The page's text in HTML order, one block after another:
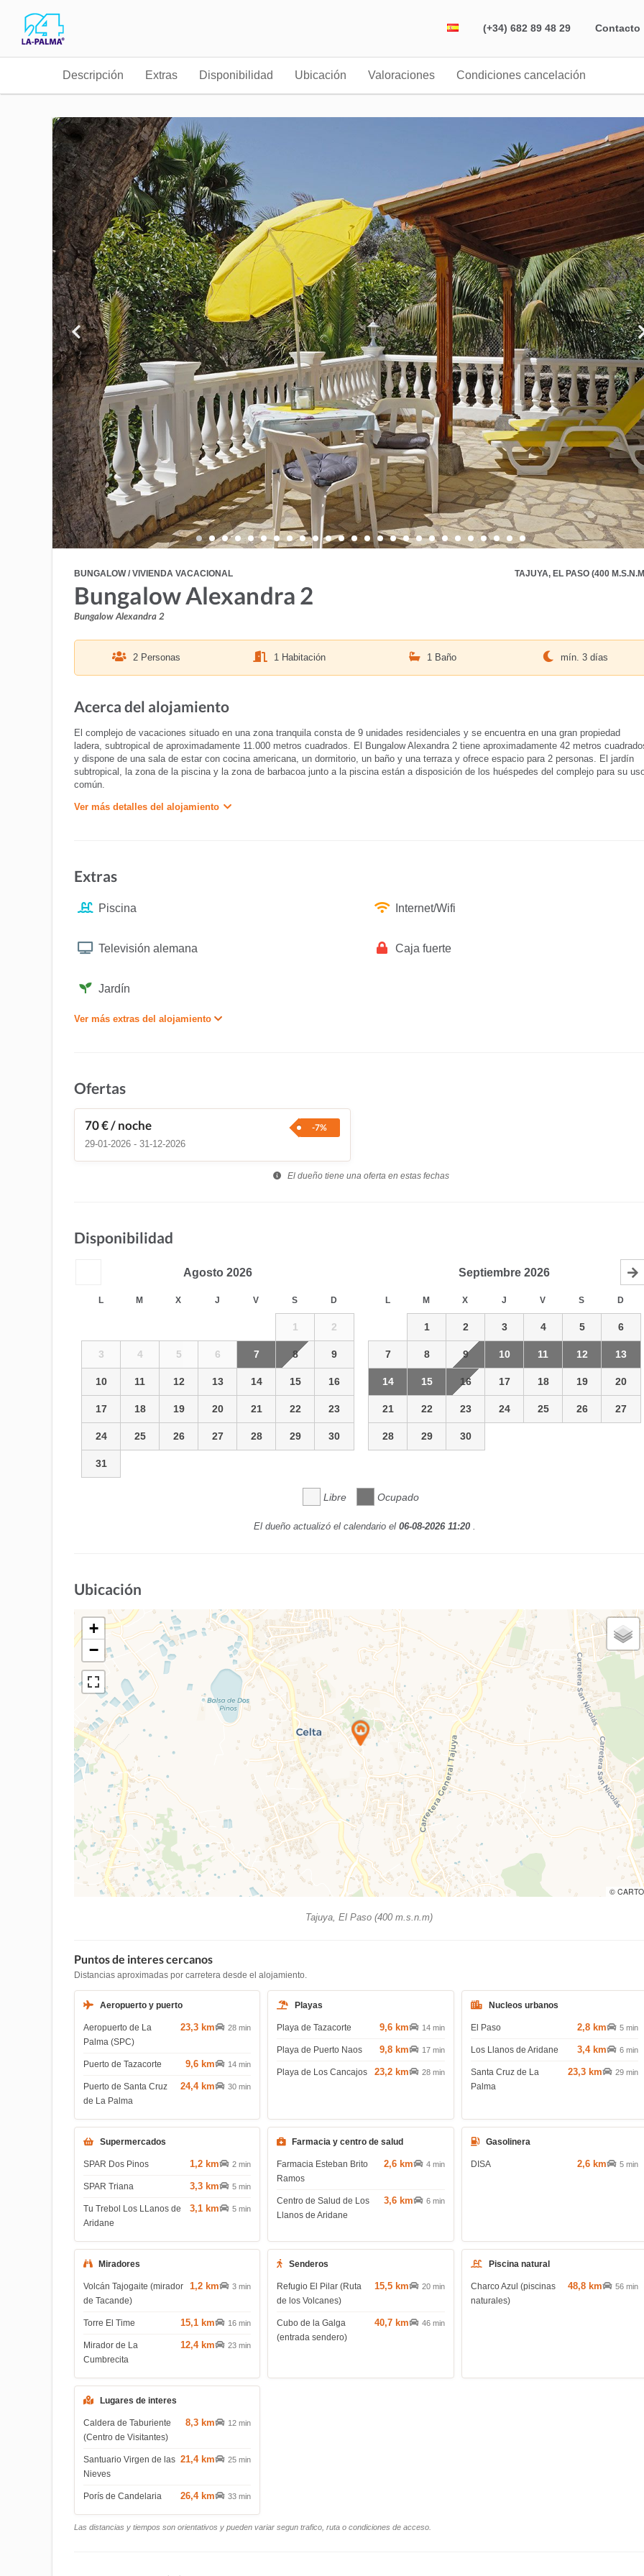
(+34) 682 89 48 29 Contacto
Descripción Extras Disponibilidad Ubicación Valoraciones Condiciones cancelación
BUNGALOW / VIVIENDA VACACIONAL TAJUYA, EL PASO (400
Bungalow Alexandra 2
Bungalow Alexandra 2
2 Personas 1 Habitación 1 Baño mín. 3 días
Acerca del alojamiento
El complejo de vacaciones situado en una zona tranquila consta de 9 unidades residenciales y se encuentra en una gran propiedad
ladera, subtropical de aproximadamente 11.000 metros cuadrados. El Bungalow Alexandra 2 tiene aproximadamente 42 metros
y dispone de una sala de estar con cocina americana, un dormitorio, un baño y una terraza y ofrece espacio para 2 personas. El jardín
subtropical, la zona de la piscina y la zona de barbacoa junto a la piscina están a disposición de los huéspedes del complejo para su
común.
Ver más detalles del alojamiento
Extras
Piscina Internet/Wifi
Televisión alemana Caja fuerte
Jardín
Ver más extras del alojamiento
Ofertas
70 €/ noche
-7%
29-01-2026 - 31-12-2026
El dueño tiene una oferta en estas fechas
Disponibilidad
Agosto 2026
L M X J V S D
1 2
3 4 5 6 7 8 9
10 11 12 13 14 15 16
17 18 19 20 21 22 23
24 25 26 27 28 29 30
31
Septiembre 2026
L M X J V S D
1 2 3 4 5 6
7 8 9 10 11 12 13
14 15 16 17 18 19 20
21 22 23 24 25 26 27
28 29 30
Libre Ocupado
El dueño actualizó el calendario el 06-08-2026 11:20 .
Ubicación
+
−
© CARTO
Tajuya, El Paso (400 m.s.n.m)
Puntos de interes cercanos
Distancias aproximadas por carretera desde el alojamiento.
Aeropuerto y puerto
Aeropuerto de La
Palma (SPC)
23,3 km 28 min
Puerto de Tazacorte 9,6 km 14 min
Puerto de Santa Cruz
de La Palma
24,4 km 30 min
Playas
Playa de Tazacorte 9,6 km 14 min
Playa de Puerto Naos 9,8 km 17 min
Playa de Los Cancajos 23,2 km 28 min
Nucleos urbanos
El Paso 2,8 km 5 min
Los Llanos de Aridane 3,4 km 6 min
Santa Cruz de La
Palma
23,3 km 29 min
Supermercados
SPAR Dos Pinos 1,2 km 2 min
SPAR Triana 3,3 km 5 min
Tu Trebol Los LLanos de
Aridane
3,1 km 5 min
Farmacia y centro de salud
Farmacia Esteban Brito
Ramos
2,6 km 4 min
Centro de Salud de Los
Llanos de Aridane
3,6 km 6 min
Gasolinera
DISA 2,6 km 5 min
Miradores
Volcán Tajogaite (mirador
de Tacande)
1,2 km 3 min
Torre El Time 15,1 km 16 min
Mirador de La
Cumbrecita
12,4 km 23 min
Senderos
Refugio El Pilar (Ruta
de los Volcanes)
15,5 km 20 min
Cubo de la Galga
(entrada sendero)
40,7 km 46 min
Piscina natural
Charco Azul (piscinas
naturales)
48,8 km 56 min
Lugares de interes
Caldera de Taburiente
(Centro de Visitantes)
8,3 km 12 min
Santuario Virgen de las
Nieves
21,4 km 25 min
Porís de Candelaria 26,4 km 33 min
Las distancias y tiempos son orientativos y pueden variar segun trafico, ruta o condiciones de acceso.